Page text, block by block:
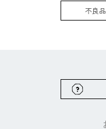
不良